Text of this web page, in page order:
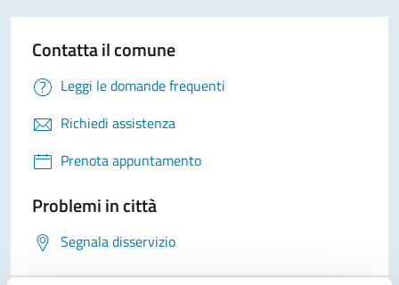
Contatta il comune
Leggi le domande frequenti
Richiedi assistenza
Prenota appuntamento
Problemi in città
Segnala disservizio